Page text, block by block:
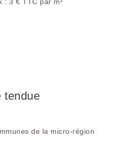
tendue
de la micro-région